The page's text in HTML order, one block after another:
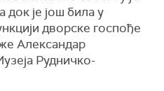
док је још била у
дворске госпође
Александар
Рудничко-